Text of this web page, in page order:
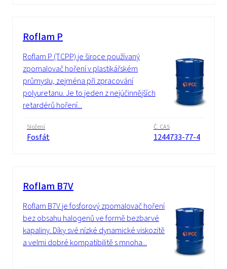
Roflam P
Roflam P (TCPP) je široce používaný
zpomalovač hoření v plastikářském
průmyslu, zejména při zpracování
polyuretanu. Je to jeden z nejúčinnějších
retardérů hoření...
Složení
Fosfát
Č. CAS
1244733-77-4
Roflam B7V
Roflam B7V je fosforový zpomalovač hoření
bez obsahu halogenů ve formě bezbarvé
kapaliny. Díky své nízké dynamické viskozitě
a velmi dobré kompatibilitě s mnoha...